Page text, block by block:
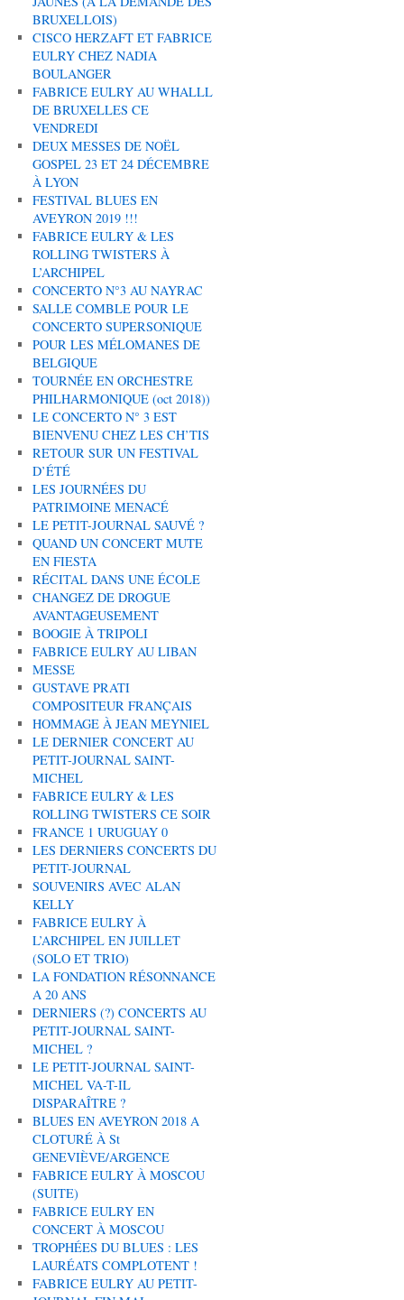
BRUXELLOIS)
CISCO HERZAFT ET FABRICE
EULRY CHEZ NADIA
BOULANGER
FABRICE EULRY AU WHALLL
DE BRUXELLES CE
VENDREDI
DEUX MESSES DE NOËL
GOSPEL 23 ET 24 DÉCEMBRE
À LYON
FESTIVAL BLUES EN
AVEYRON 2019 !!!
FABRICE EULRY & LES
ROLLING TWISTERS À
L’ARCHIPEL
CONCERTO N°3 AU NAYRAC
SALLE COMBLE POUR LE
CONCERTO SUPERSONIQUE
POUR LES MÉLOMANES DE
BELGIQUE
TOURNÉE EN ORCHESTRE
PHILHARMONIQUE (oct 2018))
LE CONCERTO N° 3 EST
BIENVENU CHEZ LES CH’TIS
RETOUR SUR UN FESTIVAL
D’ÉTÉ
LES JOURNÉES DU
PATRIMOINE MENACÉ
LE PETIT-JOURNAL SAUVÉ ?
QUAND UN CONCERT MUTE
EN FIESTA
RÉCITAL DANS UNE ÉCOLE
CHANGEZ DE DROGUE
AVANTAGEUSEMENT
BOOGIE À TRIPOLI
FABRICE EULRY AU LIBAN
MESSE
GUSTAVE PRATI
COMPOSITEUR FRANÇAIS
HOMMAGE À JEAN MEYNIEL
LE DERNIER CONCERT AU
PETIT-JOURNAL SAINT-
MICHEL
FABRICE EULRY & LES
ROLLING TWISTERS CE SOIR
FRANCE 1 URUGUAY 0
LES DERNIERS CONCERTS DU
PETIT-JOURNAL
SOUVENIRS AVEC ALAN
KELLY
FABRICE EULRY À
L’ARCHIPEL EN JUILLET
(SOLO ET TRIO)
LA FONDATION RÉSONNANCE
A 20 ANS
DERNIERS (?) CONCERTS AU
PETIT-JOURNAL SAINT-
MICHEL ?
LE PETIT-JOURNAL SAINT-
MICHEL VA-T-IL
DISPARAÎTRE ?
BLUES EN AVEYRON 2018 A
CLOTURÉ À St
GENEVIÈVE/ARGENCE
FABRICE EULRY À MOSCOU
(SUITE)
FABRICE EULRY EN
CONCERT À MOSCOU
TROPHÉES DU BLUES : LES
LAURÉATS COMPLOTENT !
FABRICE EULRY AU PETIT-